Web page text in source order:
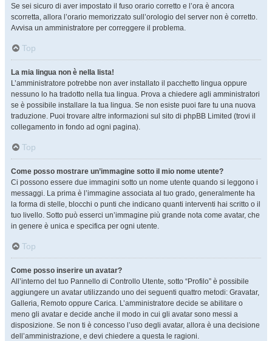
Se sei sicuro di aver impostato il fuso orario corretto e l’ora è ancora
scorretta, allora l’orario memorizzato sull’orologio del server non è corretto.
Avvisa un amministratore per correggere il problema.
Top
La mia lingua non è nella lista!
L’amministratore potrebbe non aver installato il pacchetto lingua oppure
nessuno lo ha tradotto nella tua lingua. Prova a chiedere agli amministratori
se è possibile installare la tua lingua. Se non esiste puoi fare tu una nuova
traduzione. Puoi trovare altre informazioni sul sito di phpBB Limited (trovi il
collegamento in fondo ad ogni pagina).
Top
Come posso mostrare un’immagine sotto il mio nome utente?
Ci possono essere due immagini sotto un nome utente quando si leggono i
messaggi. La prima è l’immagine associata al tuo grado, generalmente ha
la forma di stelle, blocchi o punti che indicano quanti interventi hai scritto o il
tuo livello. Sotto può esserci un’immagine più grande nota come avatar, che
in genere è unica e specifica per ogni utente.
Top
Come posso inserire un avatar?
All’interno del tuo Pannello di Controllo Utente, sotto “Profilo” è possibile
aggiungere un avatar utilizzando uno dei seguenti quattro metodi: Gravatar,
Galleria, Remoto oppure Carica. L’amministratore decide se abilitare o
meno gli avatar e decide anche il modo in cui gli avatar sono messi a
disposizione. Se non ti è concesso l’uso degli avatar, allora è una decisione
dell’amministrazione, e devi chiedere a questa le ragioni.